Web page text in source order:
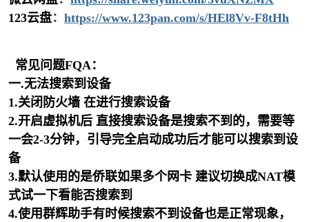
123云盘： https://www.123pan.com/s/HEl8Vv-F8tHh
常见问题FQA：
一.无法搜索到设备
1.关闭防火墙 在进行搜索设备
2.开启虚拟机后 直接搜索设备是搜索不到的，需要等
一会2-3分钟，引导完全启动成功后才能可以搜索到设
备
3.默认使用的是侨联如果多个网卡 建议切换成NAT模
式试一下看能否搜索到
4.使用群辉助手有时候搜索不到设备也是正常现象，